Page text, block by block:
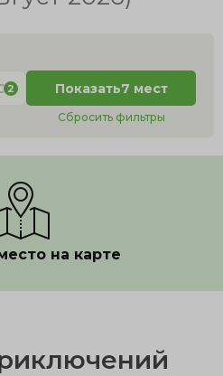
2 Показать7 мест
Сбросить фильтры
на карте